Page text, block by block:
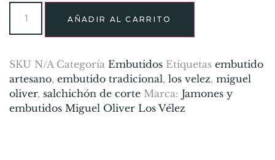
AÑADIR AL CARRITO
SKU N/A Categoría Embutidos Etiquetas embutido
artesano, embutido tradicional, los velez, miguel
oliver, salchichón de corte Marca: Jamones y
embutidos Miguel Oliver Los Vélez